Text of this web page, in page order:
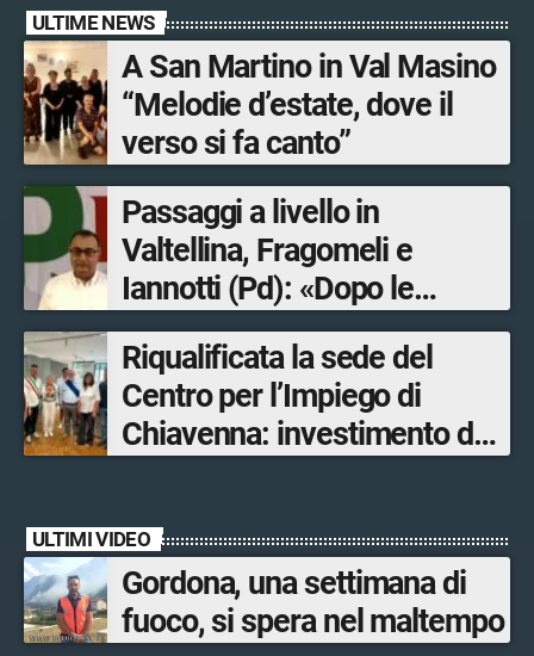
ULTIME NEWS
A San Martino in Val Masino
“Melodie d’estate, dove il
verso si fa canto”
Passaggi a livello in
Valtellina, Fragomeli e
Iannotti (Pd): «Dopo le
Olimpiadi solo un terzo delle
opere sostitutive sarà
ultimato entro il 2026»
Riqualificata la sede del
Centro per l’Impiego di
Chiavenna: investimento da
ULTIMI VIDEO
Gordona, una settimana di
fuoco, si spera nel maltempo